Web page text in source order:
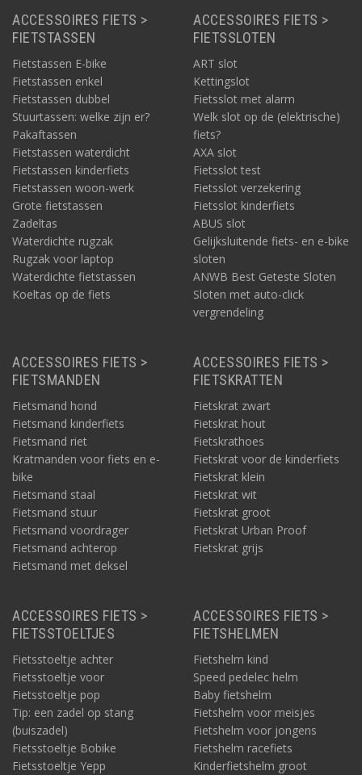
ACCESSOIRES FIETS >
FIETSTASSEN
Fietstassen E-bike
Fietstassen enkel
Fietstassen dubbel
Stuurtassen: welke zijn er?
Pakaftassen
Fietstassen waterdicht
Fietstassen kinderfiets
Fietstassen woon-werk
Grote fietstassen
Zadeltas
Waterdichte rugzak
Rugzak voor laptop
Waterdichte fietstassen
Koeltas op de fiets
ACCESSOIRES FIETS >
FIETSSLOTEN
ART slot
Kettingslot
Fietsslot met alarm
Welk slot op de (elektrische)
fiets?
AXA slot
Fietsslot test
Fietsslot verzekering
Fietsslot kinderfiets
ABUS slot
Gelijksluitende fiets- en e-bike
sloten
ANWB Best Geteste Sloten
Sloten met auto-click
vergrendeling
ACCESSOIRES FIETS >
FIETSMANDEN
Fietsmand hond
Fietsmand kinderfiets
Fietsmand riet
Kratmanden voor fiets en e-
bike
Fietsmand staal
Fietsmand stuur
Fietsmand voordrager
Fietsmand achterop
Fietsmand met deksel
ACCESSOIRES FIETS >
FIETSKRATTEN
Fietskrat zwart
Fietskrat hout
Fietskrathoes
Fietskrat voor de kinderfiets
Fietskrat klein
Fietskrat wit
Fietskrat groot
Fietskrat Urban Proof
Fietskrat grijs
ACCESSOIRES FIETS >
FIETSSTOELTJES
Fietsstoeltje achter
Fietsstoeltje voor
Fietsstoeltje pop
Tip: een zadel op stang
(buiszadel)
Fietsstoeltje Bobike
Fietsstoeltje Yepp
ACCESSOIRES FIETS >
FIETSHELMEN
Fietshelm kind
Speed pedelec helm
Baby fietshelm
Fietshelm voor meisjes
Fietshelm voor jongens
Fietshelm racefiets
Kinderfietshelm groot